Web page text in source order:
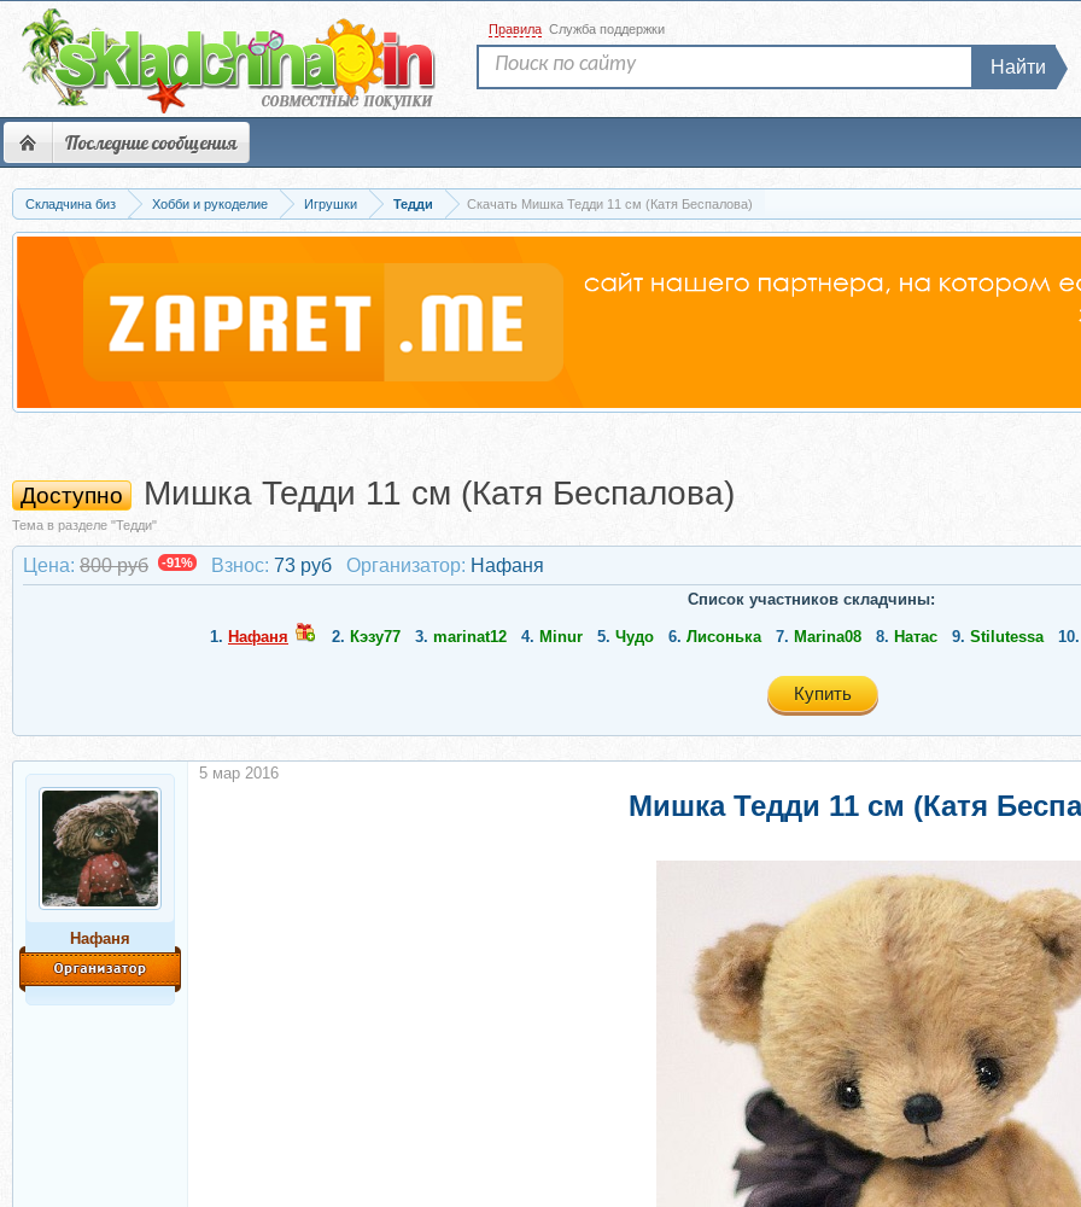
Последние сообщения
Правила Служба поддержки
Найти
Складчина биз Хобби и рукоделие Игрушки Тедди Скачать Мишка Тедди 11 см (Катя Беспалова)
Доступно Мишка Тедди 11 см (Катя Беспалова)
Тема в разделе "Тедди"
Цена: 800 руб -91% Взнос: 73 руб Организатор: Нафаня
Список участников складчины:
1. Нафаня 2. Кэзу77 3. marinat12 4. Minur 5. Чудо 6. Лисонька 7. Marina08 8. Натас 9. Stilutessa
Купить
Нафаня
Мишка Тедди 11 см (Катя
5 мар 2016